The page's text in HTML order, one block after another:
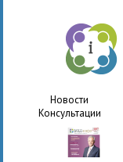
Новости
Консультации